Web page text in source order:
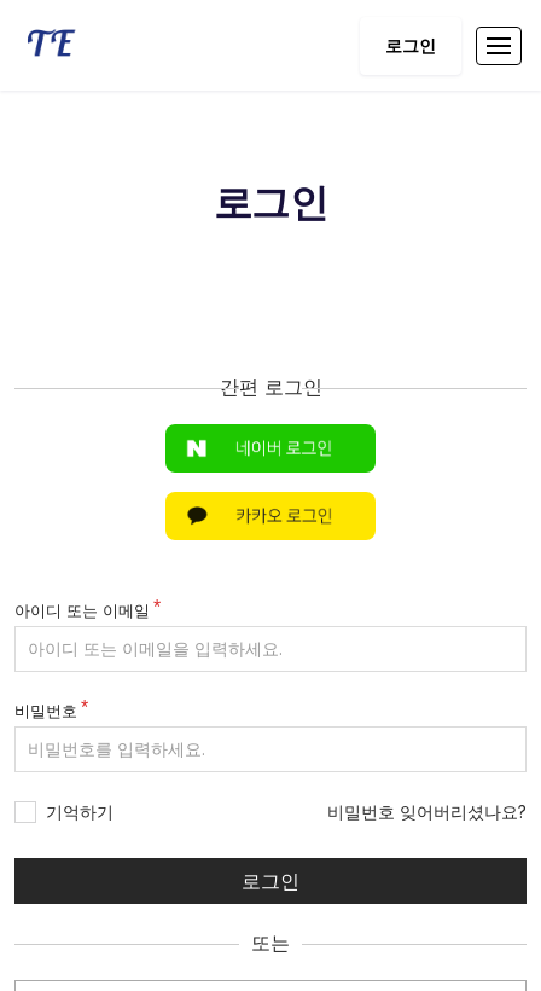
로그인
로그인
간편 로그인
아이디 또는 이메일
비밀번호
기억하기 비밀번호 잊어버리셨나요?
또는